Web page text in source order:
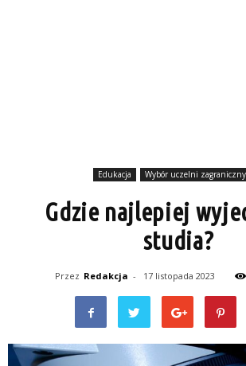
Edukacja Wybór uczelni
Gdzie najlepiej
studia?
Przez Redakcja - 17 listopada 2023